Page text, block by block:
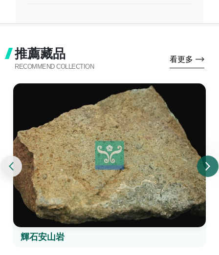
推薦藏品
RECOMMEND COLLECTION
看更多
輝石安山岩